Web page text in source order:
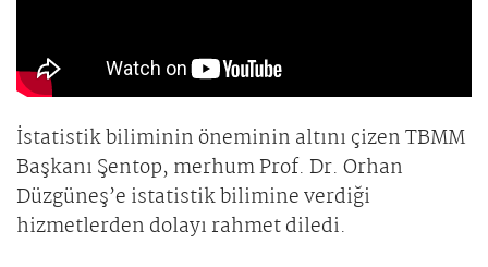
İstatistik biliminin öneminin altını çizen TBMM
Başkanı Şentop, merhum Prof. Dr. Orhan
Düzgüneş’e istatistik bilimine verdiği
hizmetlerden dolayı rahmet diledi.